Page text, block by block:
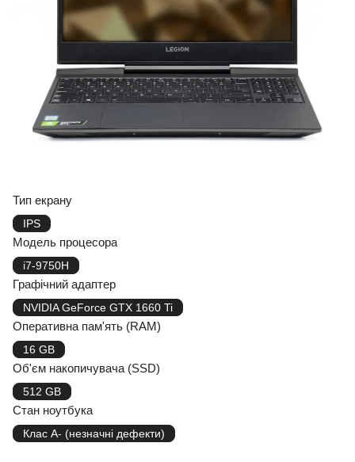
Тип екрану
IPS
Модель процесора
i7-9750H
Графічний адаптер
NVIDIA GeForce GTX 1660 Ti
Оперативна пам'ять (RAM)
16 GB
Об'єм накопичувача (SSD)
512 GB
Стан ноутбука
Клас A- (незначні дефекти)